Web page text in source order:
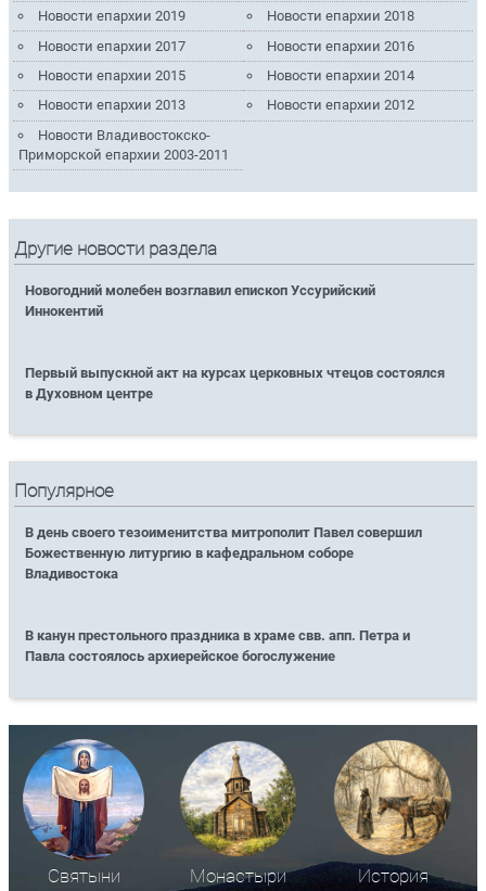
Новости епархии 2019
Новости епархии 2018
Новости епархии 2017
Новости епархии 2016
Новости епархии 2015
Новости епархии 2014
Новости епархии 2013
Новости епархии 2012
Новости Владивостокско-
Приморской епархии 2003-2011
Другие новости раздела
Новогодний молебен возглавил епископ Уссурийский
Иннокентий
Первый выпускной акт на курсах церковных чтецов состоялся
в Духовном центре
Популярное
В день своего тезоименитства митрополит Павел совершил
Божественную литургию в кафедральном соборе
Владивостока
В канун престольного праздника в храме свв. апп. Петра и
Павла состоялось архиерейское богослужение
Святыни Монастыри История